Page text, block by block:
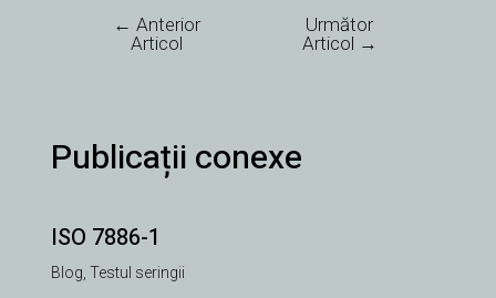
← Anterior
Articol
Următor
Articol →
Publicații conexe
ISO 7886-1
Blog Testul seringii